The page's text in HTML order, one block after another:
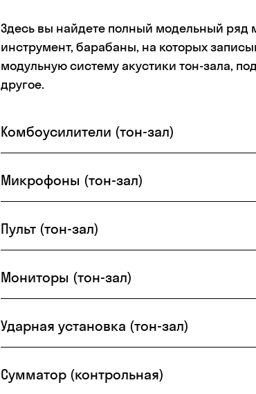
Здесь вы найдете полный модельный ряд
инструмент, барабаны, на которых
модульную систему акустики тон-зала,
другое.
Комбоусилители (тон-зал)
Микрофоны (тон-зал)
Пульт (тон-зал)
Мониторы (тон-зал)
Ударная установка (тон-зал)
Сумматор (контрольная)